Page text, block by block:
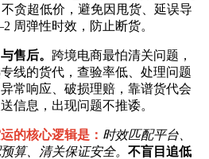
贪超低价，避免因甩货、延误导
周弹性时效，防止断货。
售后。 跨境电商最怕清关问题，
线的货代，查验率低、处理问题
常响应、破损理赔，靠谱货代会
信息，出现问题不推诿。
的核心逻辑是： 时效匹配平台、
算、清关保证安全。 不盲目追低